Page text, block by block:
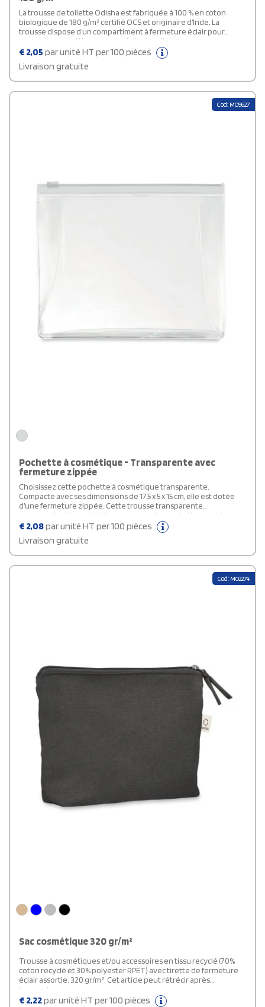
La trousse de toilette Odisha est fabriquée à 100 % en coton
biologique de 180 g/m² certifié OCS et originaire d’Inde. La
trousse dispose d’un compartiment à fermeture éclair pour
ranger les cosmétiques et produits de toilette en voyage.
Capacité : 1 litre.
€ 2,05 par unité HT per 100 pièces
Livraison gratuite
Cod: MO9627
Pochette à cosmétique - Transparente avec
fermeture zippée
Choisissez cette pochette à cosmétique transparente.
Compacte avec ses dimensions de 17,5 x 5 x 15 cm, elle est dotée
d’une fermeture zippée. Cette trousse transparente
personnalisable est idéale pour passer les contrôles en avion.
Solide, pratique et personnalisable, elle vous suit partout avec
€ 2,08par unité HT per 100 pièces
Livraison gratuite
Cod: MO2274
Sac cosmétique 320 gr/m²
Trousse à cosmétiques et/ou accessoires en tissu recyclé (70%
coton recyclé et 30% polyester RPET) avec tirette de fermeture
éclair assortie. 320 gr/m². Cet article peut rétrécir après
impression.
€ 2,22par unité HT per 100 pièces